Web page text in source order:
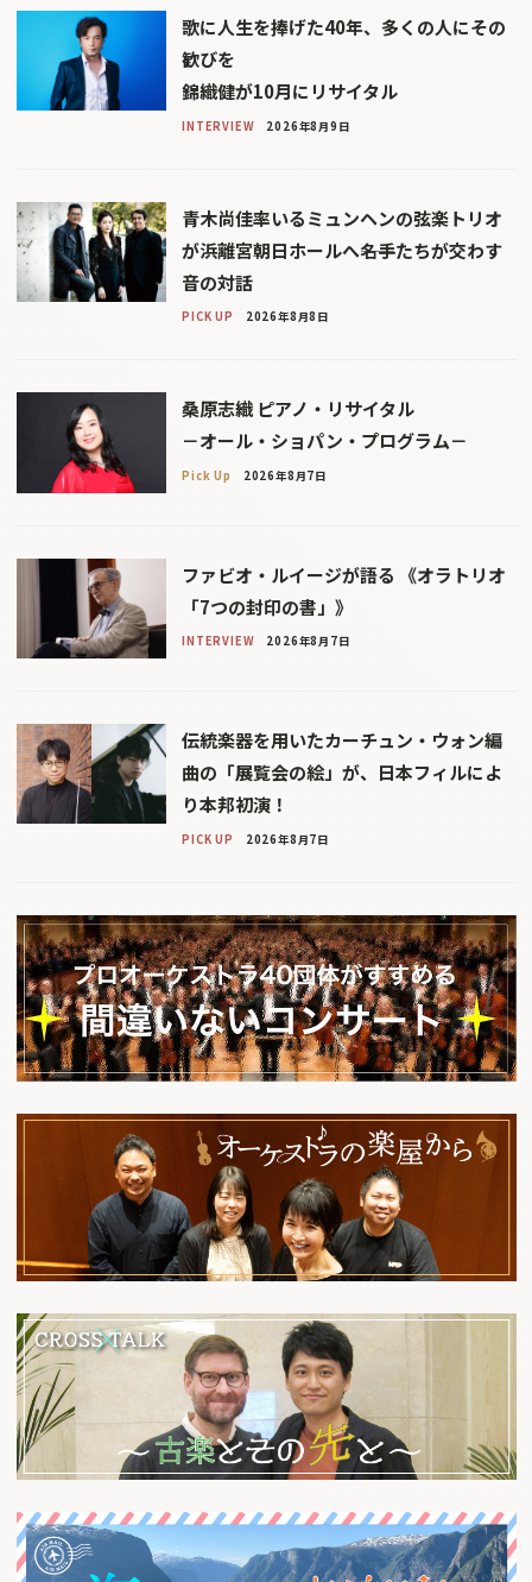
歌に人生を捧げた40年、多くの人にその
歓びを
錦織健が10月にリサイタル
INTERVIEW 2026年8月9日
青木尚佳率いるミュンヘンの弦楽トリオ
が浜離宮朝日ホールへ――名手たちが交わす
音の対話
PICK UP 2026年8月8日
桑原志織 ピアノ・リサイタル
－オール・ショパン・プログラム－
Pick Up 2026年8月7日
ファビオ・ルイージが語る 《オラトリオ
「7つの封印の書」》
INTERVIEW 2026年8月7日
伝統楽器を用いたカーチュン・ウォン編
曲の「展覧会の絵」が、日本フィルによ
り本邦初演！
PICK UP 2026年8月7日